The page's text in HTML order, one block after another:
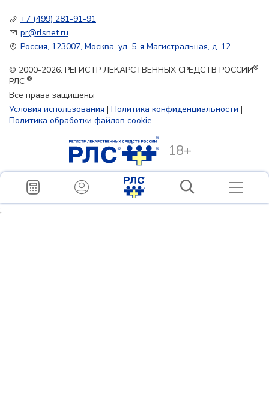
+7 (499) 281-91-91
pr@rlsnet.ru
Россия, 123007, Москва, ул. 5-я Магистральная, д. 12
© 2000-2026. РЕГИСТР ЛЕКАРСТВЕННЫХ СРЕДСТВ РОССИИ®
РЛС ®
Все права защищены
Условия использования | Политика конфиденциальности |
Политика обработки файлов cookie
18+
;